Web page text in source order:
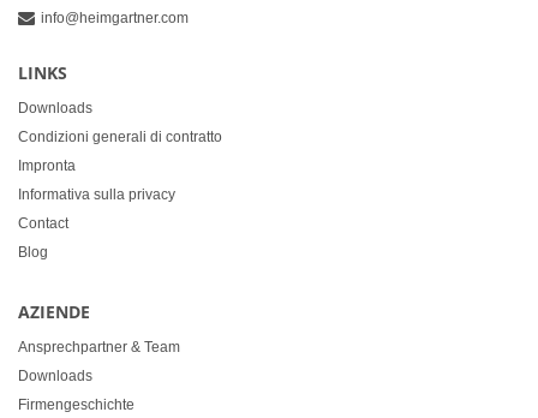
info@heimgartner.com
LINKS
Downloads
Condizioni generali di contratto
Impronta
Informativa sulla privacy
Contact
Blog
AZIENDE
Ansprechpartner & Team
Downloads
Firmengeschichte